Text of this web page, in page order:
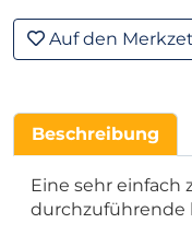
Auf den
Beschreibung
Eine sehr einfach
durchzuführende